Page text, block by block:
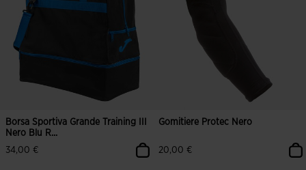
Borsa Sportiva Grande Training III
Nero Blu R...
34,00 €
Gomitiere Protec Nero
20,00 €